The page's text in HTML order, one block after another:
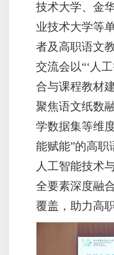
技术大学、金
业技术大学等
者及高职语文
交流会以“‘人
合与课程教材
聚焦语文纸数
学数据集等维
能赋能”的高职
人工智能技术
全要素深度融
覆盖，助力高